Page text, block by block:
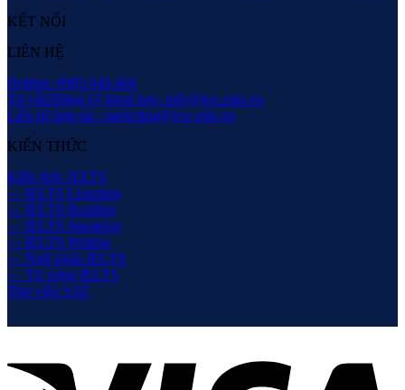
KẾT NỐI
LIÊN HỆ
Hotline: 0985.649.466
Tư vấn/Đăng ký khoá học: info@ece.edu.vn
Liên hệ hợp tác: marketing@ece.edu.vn
KIẾN THỨC
Kiến thức IELTS
— IELTS Listening
— IELTS Reading
— IELTS Speaking
— IELTS Writing
— Ngữ pháp IELTS
— Từ vựng IELTS
Thư viện SAT